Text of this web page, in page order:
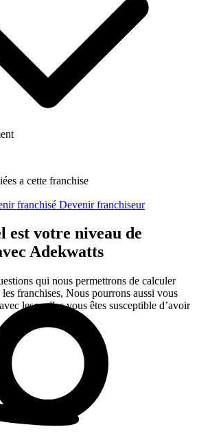
franchisé Devenir franchiseur
a cette franchise
est votre niveau de
Adekwatts
qui nous permettrons de calculer
franchises, Nous pourrons aussi vous
lesquelles vous êtes susceptible d’avoir